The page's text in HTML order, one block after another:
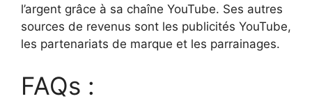
l’argent grâce à sa chaîne YouTube. Ses autres
sources de revenus sont les publicités YouTube,
les partenariats de marque et les parrainages.
FAQs :